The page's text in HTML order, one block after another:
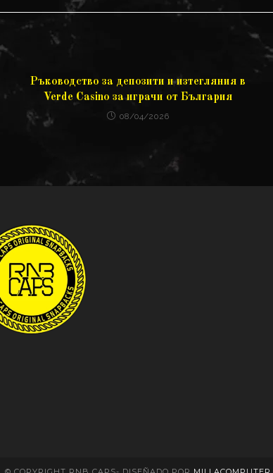
Ръководство за депозити и изтегляния в
Verde Casino за играчи от България
08/04/2026